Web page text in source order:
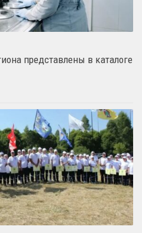
представлены в каталоге